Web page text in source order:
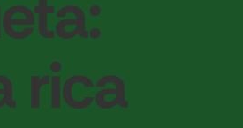
rica